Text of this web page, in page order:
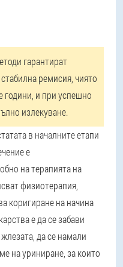
гарантират
ремисия, чиято
и при успешно
излекуване.
в началните етапи
е
на терапията на
физиотерапия,
коригиране на начина
е да се забави
да се намали
на уриниране, за които